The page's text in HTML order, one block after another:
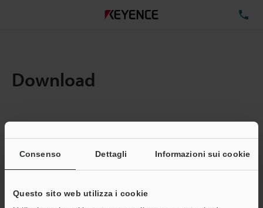
Consenso Dettagli Informazioni sui cookie
Questo sito web utilizza i cookie
Download
Quantita: 1Dimensioni file totali:0.14MB
Indirizzo e-mail (obbligatorio)